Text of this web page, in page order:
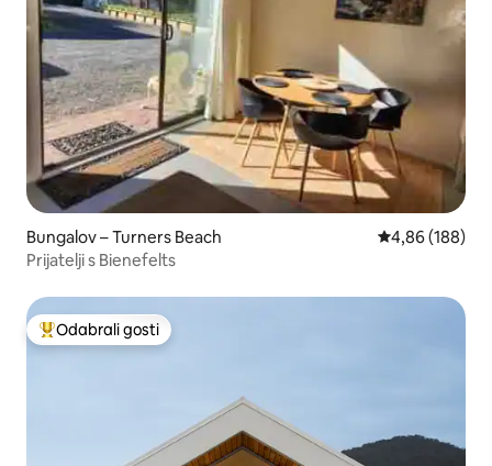
Bungalov – Turners Beach Prosječna
4,86 (188)
Prijatelji s Bienefelts
Među najviše rangiranima s oznakom „Odabrali gosti”
Odabrali gosti